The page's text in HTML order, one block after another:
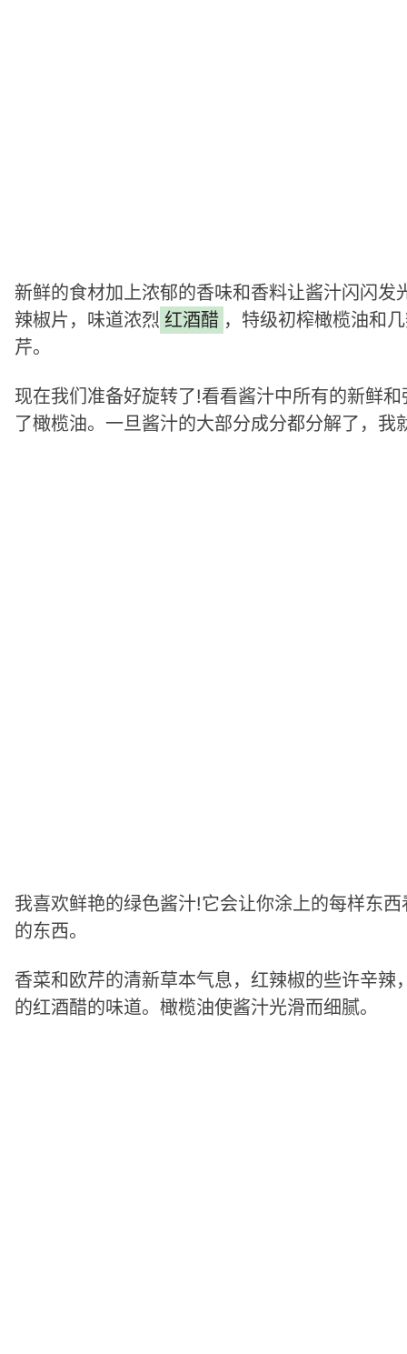
新鲜的食材加上浓郁的香味和香料让酱汁闪闪
辣椒片，味道浓烈 红酒醋 ，特级初榨橄榄油和
芹。
现在我们准备好旋转了!看看酱汁中所有的新鲜
了橄榄油。一旦酱汁的大部分成分都分解了，
我喜欢鲜艳的绿色酱汁!它会让你涂上的每样东
的东西。
香菜和欧芹的清新草本气息，红辣椒的些许辛
的红酒醋的味道。橄榄油使酱汁光滑而细腻。